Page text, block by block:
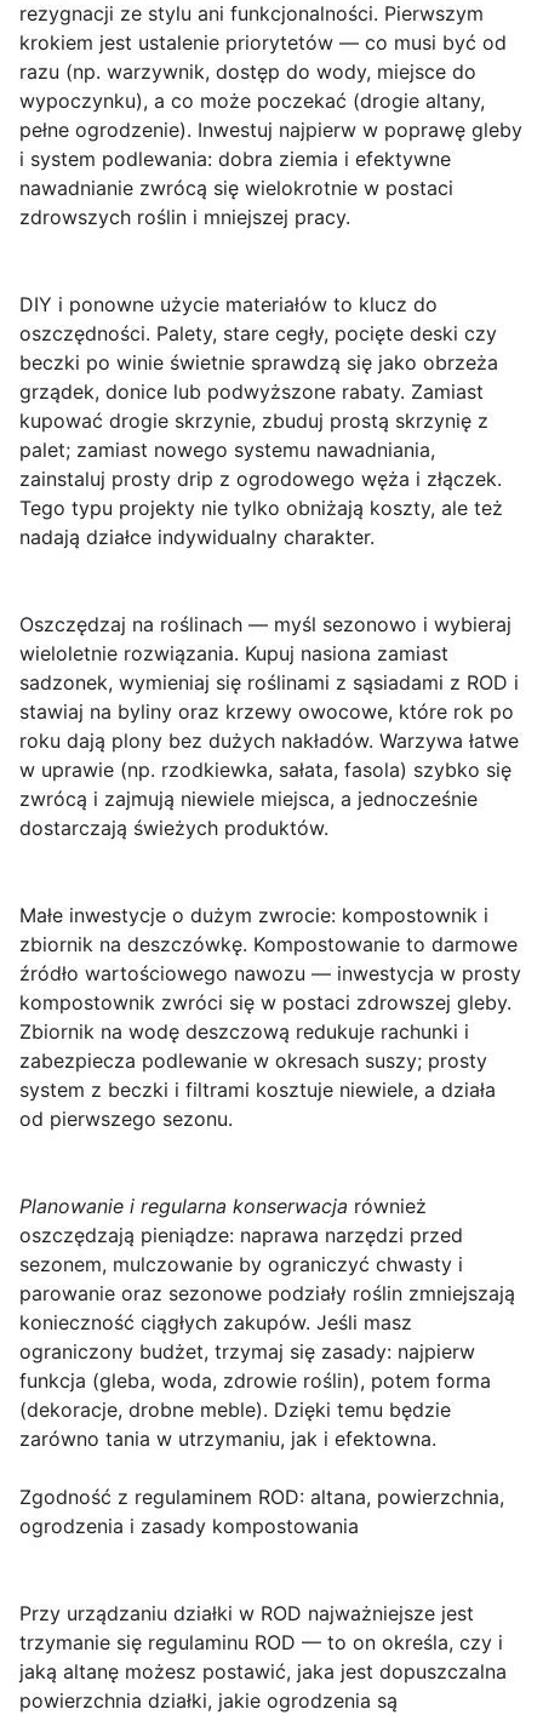
rezygnacji ze stylu ani funkcjonalności. Pierwszym
krokiem jest ustalenie priorytetów — co musi być od
razu (np. warzywnik, dostęp do wody, miejsce do
wypoczynku), a co może poczekać (drogie altany,
pełne ogrodzenie). Inwestuj najpierw w poprawę gleby
i system podlewania: dobra ziemia i efektywne
nawadnianie zwrócą się wielokrotnie w postaci
zdrowszych roślin i mniejszej pracy.
DIY i ponowne użycie materiałów to klucz do
oszczędności. Palety, stare cegły, pocięte deski czy
beczki po winie świetnie sprawdzą się jako obrzeża
grządek, donice lub podwyższone rabaty. Zamiast
kupować drogie skrzynie, zbuduj prostą skrzynię z
palet; zamiast nowego systemu nawadniania,
zainstaluj prosty drip z ogrodowego węża i złączek.
Tego typu projekty nie tylko obniżają koszty, ale też
nadają działce indywidualny charakter.
Oszczędzaj na roślinach — myśl sezonowo i wybieraj
wieloletnie rozwiązania. Kupuj nasiona zamiast
sadzonek, wymieniaj się roślinami z sąsiadami z ROD i
stawiaj na byliny oraz krzewy owocowe, które rok po
roku dają plony bez dużych nakładów. Warzywa łatwe
w uprawie (np. rzodkiewka, sałata, fasola) szybko się
zwrócą i zajmują niewiele miejsca, a jednocześnie
dostarczają świeżych produktów.
Małe inwestycje o dużym zwrocie: kompostownik i
zbiornik na deszczówkę. Kompostowanie to darmowe
źródło wartościowego nawozu — inwestycja w prosty
kompostownik zwróci się w postaci zdrowszej gleby.
Zbiornik na wodę deszczową redukuje rachunki i
zabezpiecza podlewanie w okresach suszy; prosty
system z beczki i filtrami kosztuje niewiele, a działa
od pierwszego sezonu.
Planowanie i regularna konserwacja również
oszczędzają pieniądze: naprawa narzędzi przed
sezonem, mulczowanie by ograniczyć chwasty i
parowanie oraz sezonowe podziały roślin zmniejszają
konieczność ciągłych zakupów. Jeśli masz
ograniczony budżet, trzymaj się zasady: najpierw
funkcja (gleba, woda, zdrowie roślin), potem forma
(dekoracje, drobne meble). Dzięki temu będzie
zarówno tania w utrzymaniu, jak i efektowna.
Zgodność z regulaminem ROD: altana, powierzchnia,
ogrodzenia i zasady kompostowania
Przy urządzaniu działki w ROD najważniejsze jest
trzymanie się regulaminu ROD — to on określa, czy i
jaką altanę możesz postawić, jaka jest dopuszczalna
powierzchnia działki, jakie ogrodzenia są